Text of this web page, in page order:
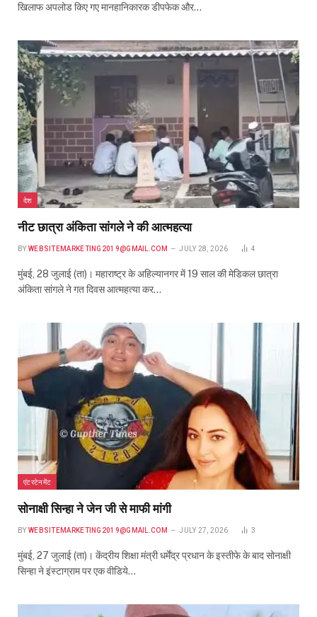
खिलाफ अपलोड किए गए मानहानिकारक डीपफेक और…
देश
नीट छात्रा अंकिता सांगले ने की आत्महत्या
BY WEBSITEMARKETING2019@GMAIL.COM JULY 28, 2026 4
मुंबई, 28 जुलाई (ता)। महाराष्ट्र के अहिल्यानगर में 19 साल की मेडिकल छात्रा
अंकिता सांगले ने गत दिवस आत्महत्या कर…
एंटरटेनमेंट
सोनाक्षी सिन्हा ने जेन जी से माफी मांगी
BY WEBSITEMARKETING2019@GMAIL.COM JULY 27, 2026 3
मुंबई, 27 जुलाई (ता)। केंद्रीय शिक्षा मंत्री धर्मेंद्र प्रधान के इस्तीफे के बाद सोनाक्षी
सिन्हा ने इंस्टाग्राम पर एक वीडिये…